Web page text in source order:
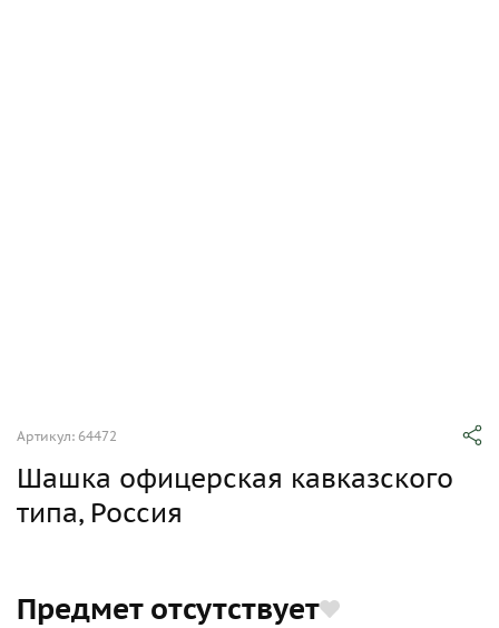
Артикул: 64472
Шашка офицерская кавказского
типа, Россия
Предмет отсутствует